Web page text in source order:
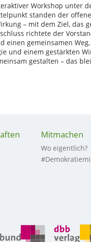
Workshop unter
standen der
– mit dem Ziel, das
richtete der
einen gemeinsamen
und einem gestärkten
gestalten – das
Mitmachen
Wo eigentlich?